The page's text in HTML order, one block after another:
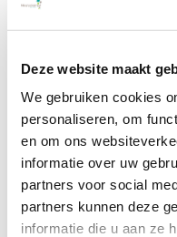
Deze website maakt
We gebruiken cookies
personaliseren, om
en om ons
informatie over uw
partners voor social
partners kunnen deze
informatie die u aan ze
informatie over deze
van de aanbieder van
Cookies van derden
Soms wordt er
externe websites. Het
ook andere cookies
privacy policy van
controleren.